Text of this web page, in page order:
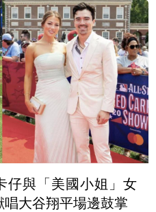
仔與「美國小姐」女
大谷翔平場邊鼓掌